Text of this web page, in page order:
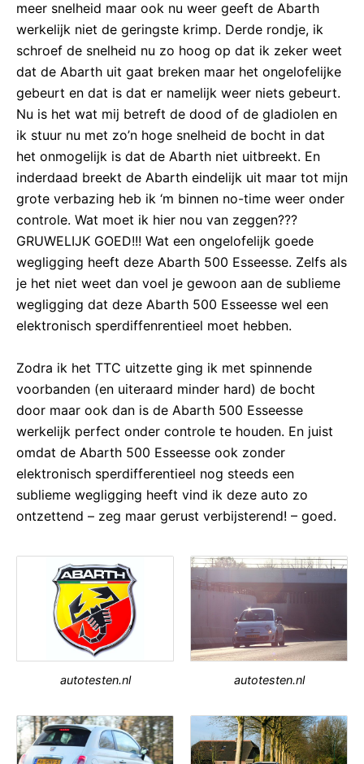
meer snelheid maar ook nu weer geeft de Abarth
werkelijk niet de geringste krimp. Derde rondje, ik
schroef de snelheid nu zo hoog op dat ik zeker weet
dat de Abarth uit gaat breken maar het ongelofelijke
gebeurt en dat is dat er namelijk weer niets gebeurt.
Nu is het wat mij betreft de dood of de gladiolen en
ik stuur nu met zo’n hoge snelheid de bocht in dat
het onmogelijk is dat de Abarth niet uitbreekt. En
inderdaad breekt de Abarth eindelijk uit maar tot mijn
grote verbazing heb ik ‘m binnen no-time weer onder
controle. Wat moet ik hier nou van zeggen???
GRUWELIJK GOED!!! Wat een ongelofelijk goede
wegligging heeft deze Abarth 500 Esseesse. Zelfs als
je het niet weet dan voel je gewoon aan de sublieme
wegligging dat deze Abarth 500 Esseesse wel een
elektronisch sperdiffenrentieel moet hebben.
Zodra ik het TTC uitzette ging ik met spinnende
voorbanden (en uiteraard minder hard) de bocht
door maar ook dan is de Abarth 500 Esseesse
werkelijk perfect onder controle te houden. En juist
omdat de Abarth 500 Esseesse ook zonder
elektronisch sperdifferentieel nog steeds een
sublieme wegligging heeft vind ik deze auto zo
ontzettend – zeg maar gerust verbijsterend! – goed.
autotesten.nl autotesten.nl